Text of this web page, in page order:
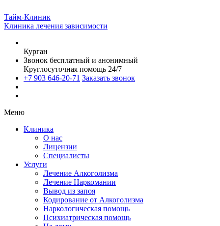
Тайм-Клиник
Клиника лечения зависимости
Курган
Звонок бесплатный и анонимный
Круглосуточная помощь 24/7
+7 903 646-20-71 Заказать звонок
Меню
Клиника
О нас
Лицензии
Специалисты
Услуги
Лечение Алкоголизма
Лечение Наркомании
Вывод из запоя
Кодирование от Алкоголизма
Наркологическая помощь
Психиатрическая помощь